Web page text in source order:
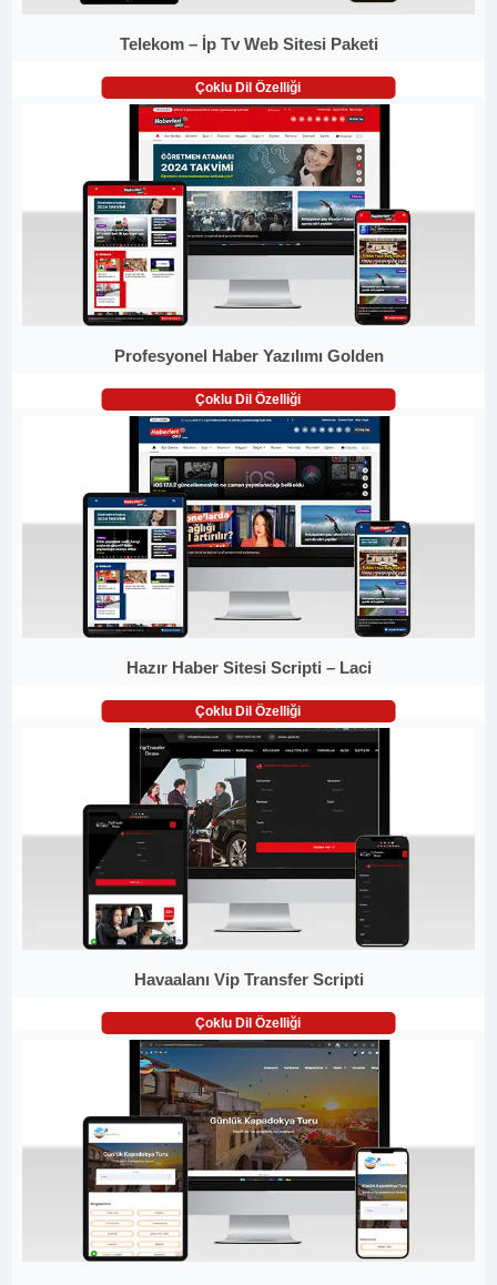
Telekom – İp Tv Web Sitesi Paketi
Çoklu Dil Özelliği
Profesyonel Haber Yazılımı Golden
Çoklu Dil Özelliği
Hazır Haber Sitesi Scripti – Laci
Çoklu Dil Özelliği
Havaalanı Vip Transfer Scripti
Çoklu Dil Özelliği